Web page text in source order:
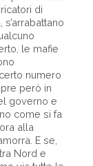
di
le mafie
numero
però in
governo e
come si fa
alla
E se,
Nord e